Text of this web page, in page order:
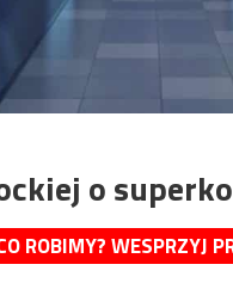
o
ROBIMY? WESPRZYJ